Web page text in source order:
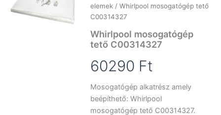
elemek / Whirlpool mosogatógép tető
C00314327
Whirlpool mosogatógép
tető C00314327
60290 Ft
Mosogatógép alkatrész amely
beépíthető: Whirlpool
mosogatógép tető C00314327.